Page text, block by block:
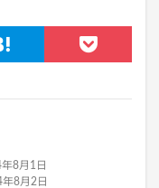
8月1日
8月2日